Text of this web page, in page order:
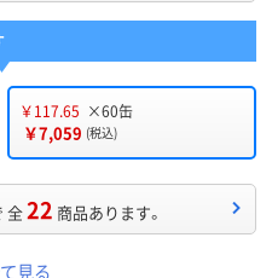
￥117.65 ×60缶
￥7,059 (税込)
全22 商品あります。
見る